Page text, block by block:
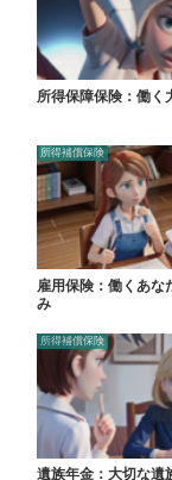
所得保障保険：働く
所得補償保険
雇用保険：働くあな
み
所得補償保険
遺族年金：大切な遺